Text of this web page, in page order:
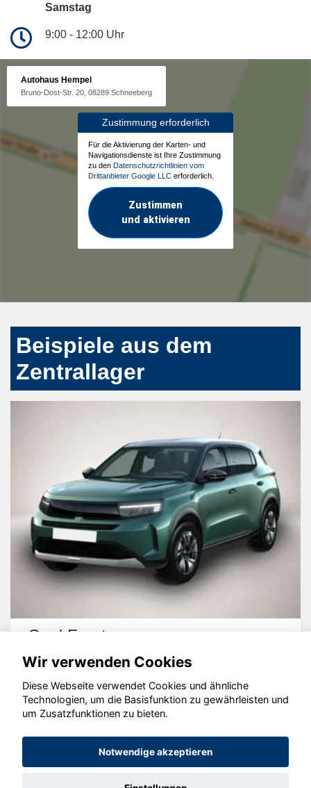
Samstag
9:00 - 12:00 Uhr
Autohaus Hempel
Bruno-Dost-Str. 20, 08289 Schneeberg
Zustimmung erforderlich
Für die Aktivierung der Karten- und
Navigationsdienste ist Ihre Zustimmung
zu den Datenschutzrichtlinien vom
Drittanbieter Google LLC erforderlich.
Zustimmen
und aktivieren
Beispiele aus dem
Zentrallager
Opel Frontera
© konjunkturmotor.de GmbH 2020 - 2026
Wir verwenden Cookies
Diese Webseite verwendet Cookies und ähnliche
Technologien, um die Basisfunktion zu gewährleisten und
um Zusatzfunktionen zu bieten.
Notwendige akzeptieren